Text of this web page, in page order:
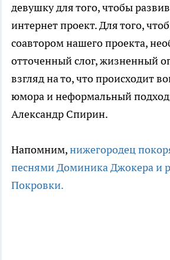
девушку для того, чтобы
интернет проект. Для того,
соавтором нашего проекта,
отточенный слог, жизненный
взгляд на то, что происходит
юмора и неформальный
Александр Спирин.
Напомним,нижегородец
песнями Доминика Джокера и
Покровки.